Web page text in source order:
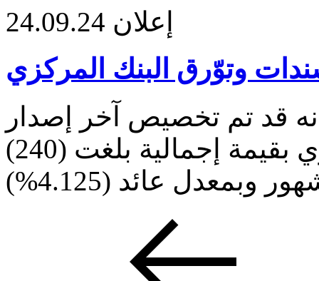
24.09.24 إعلان
وتوّرق البنك المركزي
قد تم تخصيص آخر إصدار
لسندات وتوّرق البنك المركزي بقيمة إجمالية بلغت (240)